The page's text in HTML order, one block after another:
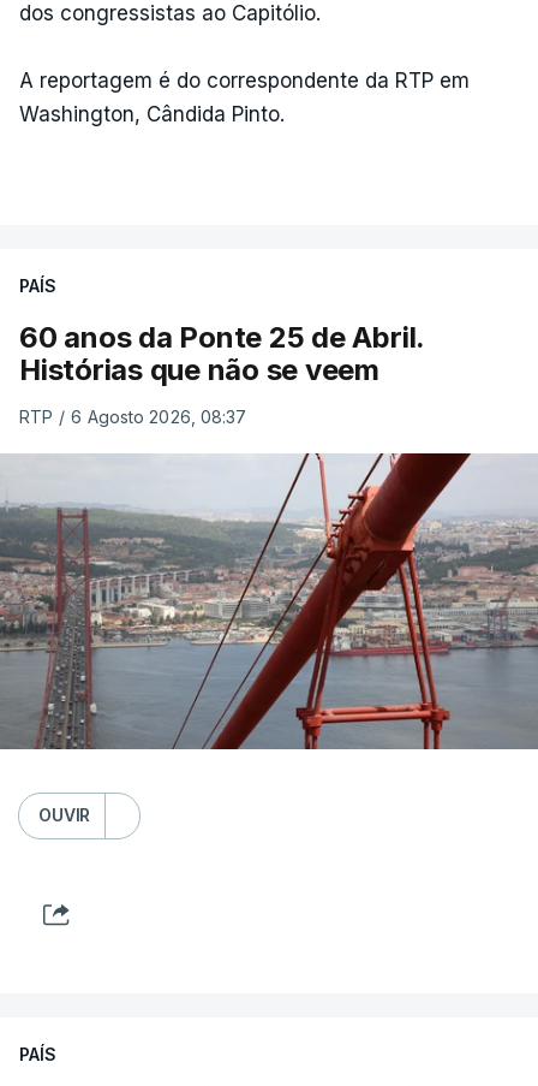
dos congressistas ao Capitólio.
A reportagem é do correspondente da RTP em
Washington, Cândida Pinto.
PAÍS
60 anos da Ponte 25 de Abril.
Histórias que não se veem
RTP / 6 Agosto 2026, 08:37
OUVIR
PAÍS